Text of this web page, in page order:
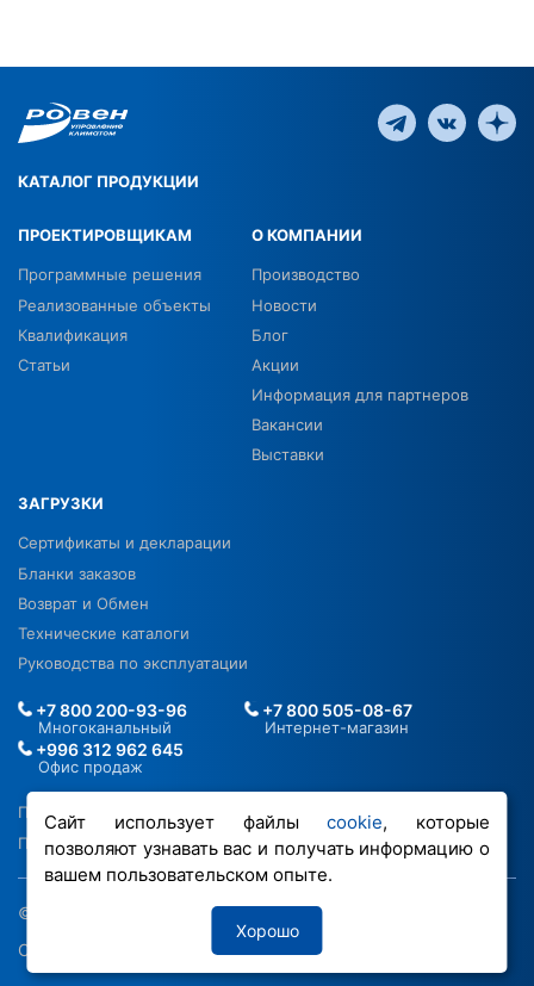
Сайт использует файлыcookie, которые
позволяют узнавать вас и получать информацию о
вашем пользовательском опыте.
Хорошо
КАТАЛОГ ПРОДУКЦИИ
ПРОЕКТИРОВЩИКАМ
Программные решения
Реализованные объекты
Квалификация
Статьи
О КОМПАНИИ
Производство
Новости
Блог
Акции
Информация для партнеров
Вакансии
Выставки
ЗАГРУЗКИ
Сертификаты и декларации
Бланки заказов
Возврат и Обмен
Технические каталоги
Руководства по эксплуатации
Политика в отношении ПДН
Политика обработки файлов cookie
+7 800 200-93-96
Многоканальный
+7 800 505-08-67
Интернет-магазин
+996 312 962 645
Офис продаж
© 2026 ООО «РОВЕН-Регионы»
Сделано в